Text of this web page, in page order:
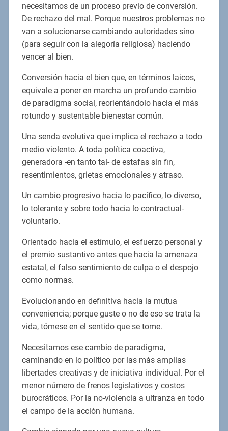
necesitamos de un proceso previo de conversión.
De rechazo del mal. Porque nuestros problemas no
van a solucionarse cambiando autoridades sino
(para seguir con la alegoría religiosa) haciendo
vencer al bien.
Conversión hacia el bien que, en términos laicos,
equivale a poner en marcha un profundo cambio
de paradigma social, reorientándolo hacia el más
rotundo y sustentable bienestar común.
Una senda evolutiva que implica el rechazo a todo
medio violento. A toda política coactiva,
generadora -en tanto tal- de estafas sin fin,
resentimientos, grietas emocionales y atraso.
Un cambio progresivo hacia lo pacífico, lo diverso,
lo tolerante y sobre todo hacia lo contractual-
voluntario.
Orientado hacia el estímulo, el esfuerzo personal y
el premio sustantivo antes que hacia la amenaza
estatal, el falso sentimiento de culpa o el despojo
como normas.
Evolucionando en definitiva hacia la mutua
conveniencia; porque guste o no de eso se trata la
vida, tómese en el sentido que se tome.
Necesitamos ese cambio de paradigma,
caminando en lo político por las más amplias
libertades creativas y de iniciativa individual. Por el
menor número de frenos legislativos y costos
burocráticos. Por la no-violencia a ultranza en todo
el campo de la acción humana.